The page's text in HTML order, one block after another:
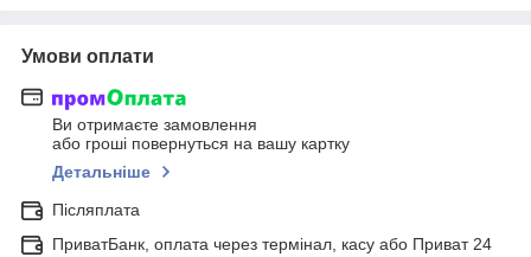
Умови оплати
Ви отримаєте замовлення
або гроші повернуться на вашу картку
Детальніше
Післяплата
ПриватБанк, оплата через термінал, касу або Приват 24